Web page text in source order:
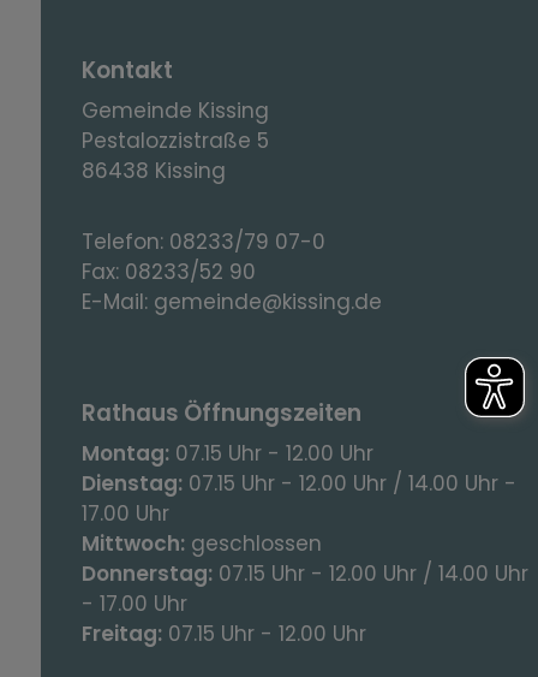
Kontakt
Gemeinde Kissing
Pestalozzistraße 5
86438 Kissing
Telefon: 08233/79 07-0
Fax: 08233/52 90
E-Mail: gemeinde@kissing.de
Rathaus Öffnungszeiten
Montag: 07.15 Uhr - 12.00 Uhr
Dienstag: 07.15 Uhr - 12.00 Uhr / 14.00 Uhr -
17.00 Uhr
Mittwoch: geschlossen
Donnerstag: 07.15 Uhr - 12.00 Uhr / 14.00 Uhr
- 17.00 Uhr
Freitag: 07.15 Uhr - 12.00 Uhr